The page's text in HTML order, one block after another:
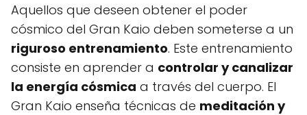
Aquellos que deseen obtener el poder
cósmico del Gran Kaio deben someterse a un
riguroso entrenamiento. Este entrenamiento
consiste en aprender a controlar y canalizar
la energía cósmica a través del cuerpo. El
Gran Kaio enseña técnicas de meditación y